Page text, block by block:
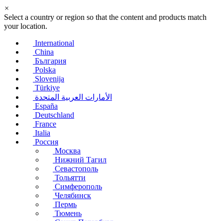
×
Select a country or region so that the content and products match
your location.
International
China
България
Polska
Slovenija
Türkiye
الأمارات العربية المتحدة
España
Deutschland
France
Italia
Россия
Москва
Нижний Тагил
Севастополь
Тольятти
Симферополь
Челябинск
Пермь
Тюмень